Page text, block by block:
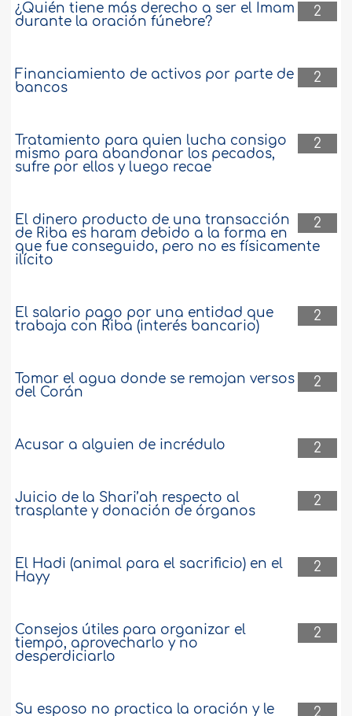
2
¿Quién tiene más derecho a ser el Imam
durante la oración fúnebre?
2
Financiamiento de activos por parte de
bancos
2
Tratamiento para quien lucha consigo
mismo para abandonar los pecados,
sufre por ellos y luego recae
2
El dinero producto de una transacción
de Riba es haram debido a la forma en
que fue conseguido, pero no es físicamente
ilícito
2
El salario pago por una entidad que
trabaja con Riba (interés bancario)
2
Tomar el agua donde se remojan versos
del Corán
2
Acusar a alguien de incrédulo
2
Juicio de la Shari’ah respecto al
trasplante y donación de órganos
2
El Hadi (animal para el sacrificio) en el
Hayy
2
Consejos útiles para organizar el
tiempo, aprovecharlo y no
desperdiciarlo
2
Su esposo no practica la oración y le